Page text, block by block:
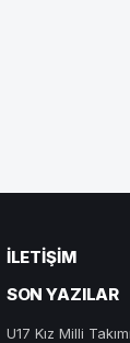
İLETIŞIM
SON YAZILAR
U17 Kız Milli